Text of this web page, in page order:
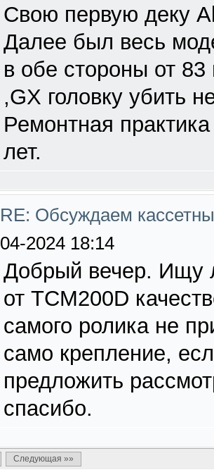
Свою первую деку
Далее был весь
в обе стороны от 83
,GX головку убить
Ремонтная
лет.
RE: Обсуждаем
04-2024 18:14
Добрый вечер. Ищу
от TCM200D
самого ролика не
само крепление,
предложить
спасибо.
Следующая »»